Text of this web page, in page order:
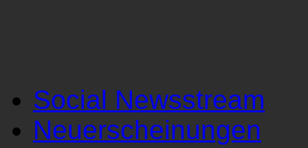
Social Newsstream
Neuerscheinungen